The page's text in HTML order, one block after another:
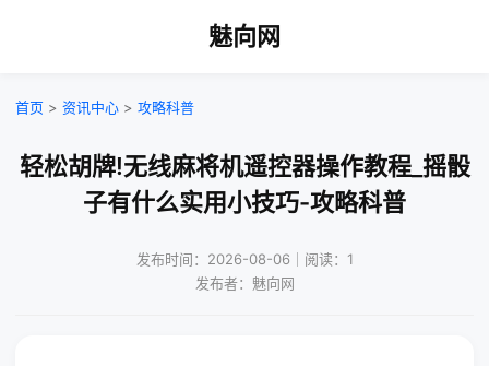
魅向网
首页 > 资讯中心 > 攻略科普
轻松胡牌!无线麻将机遥控器操作教程_摇骰
子有什么实用小技巧-攻略科普
发布时间：2026-08-06｜阅读：1
发布者：魅向网